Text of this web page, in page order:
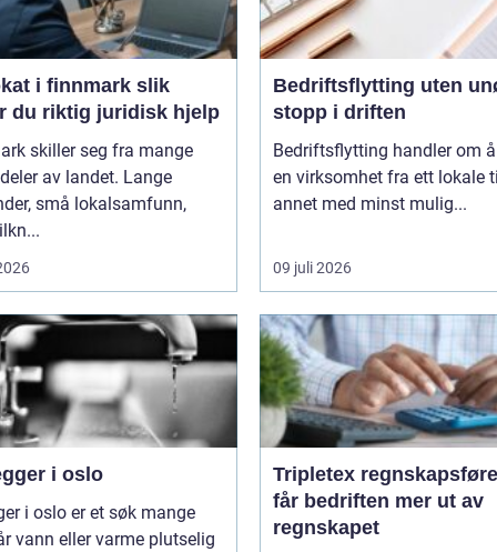
i finnmark slik
du riktig juridisk hjelp
skiller seg fra mange
av landet. Lange
små lokalsamfunn,
Bedriftsflytting uten
stopp i driften
Bedriftsflytting handler om
en virksomhet fra ett lokale
annet med minst mulig...
09 juli 2026
i oslo
i oslo er et søk mange
vann eller varme plutselig
Tripletex regnskapsfører
får bedriften mer ut av
regnskapet